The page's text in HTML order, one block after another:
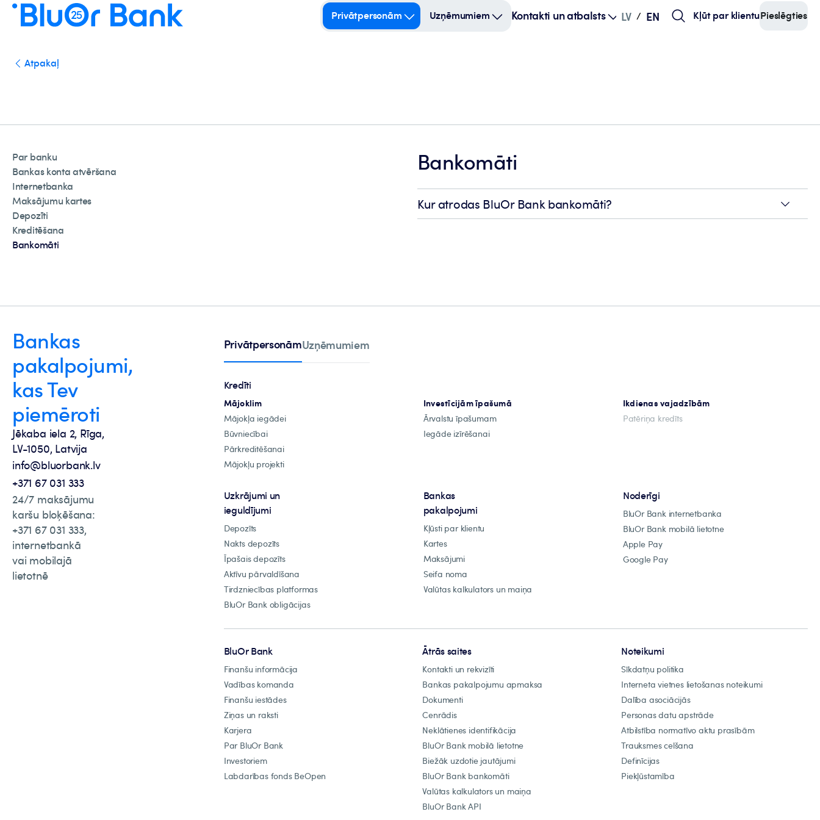
Privātpersonām Uzņēmumiem Kontakti un atbalsts LV / EN Kļūt par klientuPieslēgties
Atpakaļ
Par banku
Bankas konta atvēršana
Internetbanka
Maksājumu kartes
Depozīti
Kreditēšana
Bankomāti
Bankomāti
Kur atrodas BluOr Bank bankomāti?
Bankas
pakalpojumi,
kas Tev
piemēroti
Jēkaba iela 2, Rīga,
LV-1050, Latvija
info@bluorbank.lv
+371 67 031 333
24/7 maksājumu
karšu bloķēšana:
+371 67 031 333,
internetbankā
vai mobilajā
lietotnē
PrivātpersonāmUzņēmumiem
Kredīti
Mājoklim
Mājokļa iegādei
Būvniecībai
Pārkreditēšanai
Mājokļu projekti
Investīcijām īpašumā
Ārvalstu īpašumam
Iegāde izīrēšanai
Ikdienas vajadzībām
Patēriņa kredīts
Uzkrājumi un
ieguldījumi
Depozīts
Nakts depozīts
Īpašais depozīts
Aktīvu pārvaldīšana
Tirdzniecības platformas
BluOr Bank obligācijas
Bankas
pakalpojumi
Kļūsti par klientu
Kartes
Maksājumi
Seifa noma
Valūtas kalkulators un maiņa
Noderīgi
BluOr Bank internetbanka
BluOr Bank mobilā lietotne
Apple Pay
Google Pay
BluOr Bank
Finanšu informācija
Vadības komanda
Finanšu iestādes
Ziņas un raksti
Karjera
Par BluOr Bank
Investoriem
Labdarības fonds BeOpen
Ātrās saites
Kontakti un rekvizīti
Bankas pakalpojumu apmaksa
Dokumenti
Cenrādis
Neklātienes identifikācija
BluOr Bank mobilā lietotne
Biežāk uzdotie jautājumi
BluOr Bank bankomāti
Valūtas kalkulators un maiņa
BluOr Bank API
Noteikumi
Sīkdatņu politika
Interneta vietnes lietošanas noteikumi
Dalība asociācijās
Personas datu apstrāde
Atbilstība normatīvo aktu prasībām
Trauksmes celšana
Definīcijas
Piekļūstamība